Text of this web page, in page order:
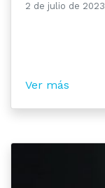
2 de julio de 2023
Ver más